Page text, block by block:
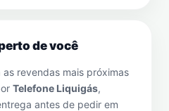
de você
revendas mais próximas
Telefone Liquigás,
antes de pedir em